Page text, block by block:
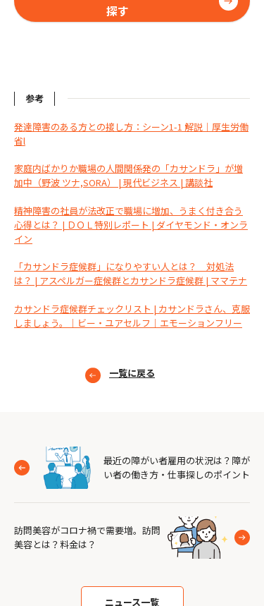
探す
参考
発達障害のある方との接し方：シーン1-1 解説｜厚生労働
省l
家庭内ばかりか職場の人間関係発の「カサンドラ」が増
加中（野波 ツナ,SORA） | 現代ビジネス | 講談社
精神障害の社員が法改正で職場に増加、うまく付き合う
心得とは？ | ＤＯＬ特別レポート | ダイヤモンド・オンラ
イン
「カサンドラ症候群」になりやすい人とは？ 対処法
は？ | アスペルガー症候群とカサンドラ症候群 | ママテナ
カサンドラ症候群チェックリスト | カサンドラさん、克服
しましょう。｜ビー・ユアセルフ｜エモーションフリー
一覧に戻る
最近の障がい者雇用の状況は？障が
い者の働き方・仕事探しのポイント
ニュース一覧
訪問美容がコロナ禍で需要増。訪問
美容とは？料金は？